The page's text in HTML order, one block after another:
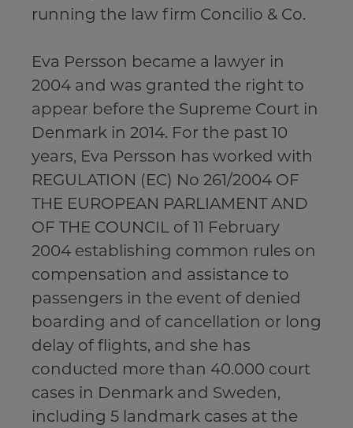
running the law firm Concilio & Co.
Eva Persson became a lawyer in
2004 and was granted the right to
appear before the Supreme Court in
Denmark in 2014. For the past 10
years, Eva Persson has worked with
REGULATION (EC) No 261/2004 OF
THE EUROPEAN PARLIAMENT AND
OF THE COUNCIL of 11 February
2004 establishing common rules on
compensation and assistance to
passengers in the event of denied
boarding and of cancellation or long
delay of flights, and she has
conducted more than 40.000 court
cases in Denmark and Sweden,
including 5 landmark cases at the